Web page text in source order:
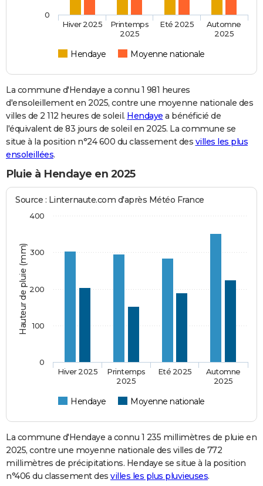
Hendaye Moyenne nationale
Hiver 2025
Printemps
2025
Eté 2025
Automne
2025
0
La commune d'Hendaye a connu 1 981 heures
d'ensoleillement en 2025, contre une moyenne nationale des
villes de 2 112 heures de soleil. Hendaye a bénéficié de
l'équivalent de 83 jours de soleil en 2025. La commune se
situe à la position n°24 600 du classement des villes les plus
ensoleillées.
Pluie à Hendaye en 2025
Hauteur de pluie (mm)
Source : Linternaute.com d'après Météo France
Hendaye Moyenne nationale
Hiver 2025
Printemps
2025
Eté 2025
Automne
2025
0
100
200
300
400
La commune d'Hendaye a connu 1 235 millimètres de pluie en
2025, contre une moyenne nationale des villes de 772
millimètres de précipitations. Hendaye se situe à la position
n°406 du classement des villes les plus pluvieuses.